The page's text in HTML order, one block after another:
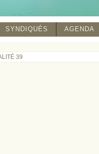
AGENDA
SYNDIQUÉS
39